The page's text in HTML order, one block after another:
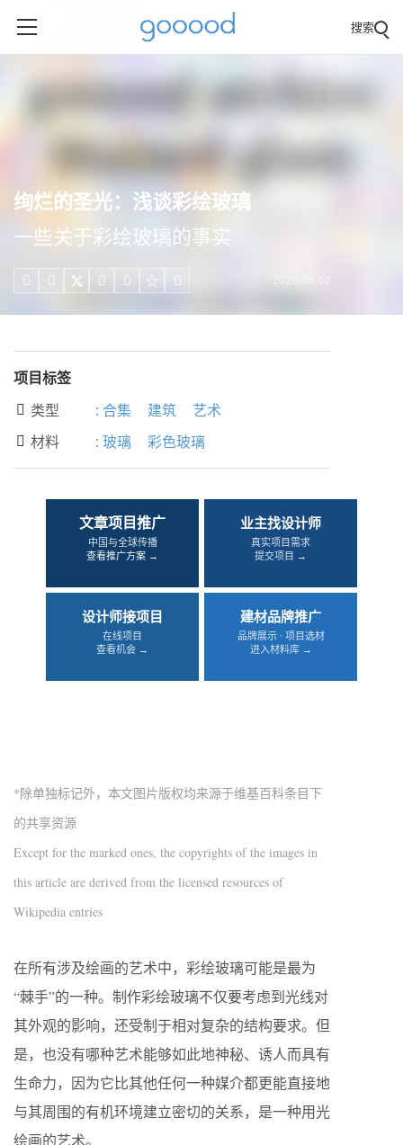
搜索
绚烂的圣光：浅谈彩绘玻璃
一些关于彩绘玻璃的事实
    
项目标签
 类型 : 合集 建筑 艺术
 材料 : 玻璃 彩色玻璃
文章项目推广
中国与全球传播
查看推广方案 →
业主找设计师
真实项目需求
提交项目 →
设计师接项目
在线项目
查看机会 →
建材品牌推广
品牌展示 · 项目选材
进入材料库 →
*除单独标记外，本文图片版权均来源于维基百科条目下
的共享资源
Except for the marked ones, the copyrights of the images in
this article are derived from the licensed resources of
Wikipedia entries
在所有涉及绘画的艺术中，彩绘玻璃可能是最为
“棘手”的一种。制作彩绘玻璃不仅要考虑到光线对
其外观的影响，还受制于相对复杂的结构要求。但
是，也没有哪种艺术能够如此地神秘、诱人而具有
生命力，因为它比其他任何一种媒介都更能直接地
与其周围的有机环境建立密切的关系，是一种用光
绘画的艺术。